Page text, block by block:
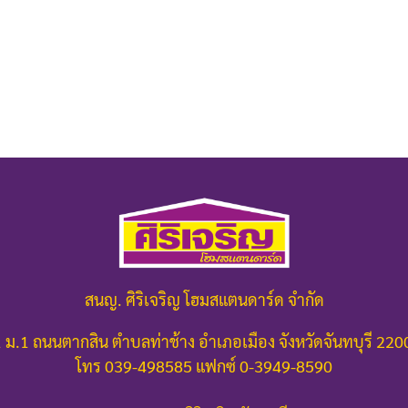
สนญ. ศิริเจริญ โฮมสแตนดาร์ด จำกัด
ม.1 ถนนตากสิน ตำบลท่าช้าง อำเภอเมือง จังหวัดจันทบุรี
โทร 039-498585 แฟกซ์ 0-3949-8590